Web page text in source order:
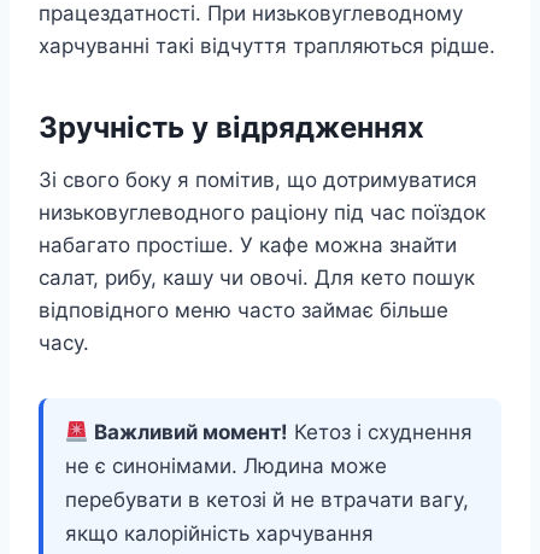
працездатності. При низьковуглеводному
харчуванні такі відчуття трапляються рідше.
Зручність у відрядженнях
Зі свого боку я помітив, що дотримуватися
низьковуглеводного раціону під час поїздок
набагато простіше. У кафе можна знайти
салат, рибу, кашу чи овочі. Для кето пошук
відповідного меню часто займає більше
часу.
Важливий момент! Кетоз і схуднення
не є синонімами. Людина може
перебувати в кетозі й не втрачати вагу,
якщо калорійність харчування